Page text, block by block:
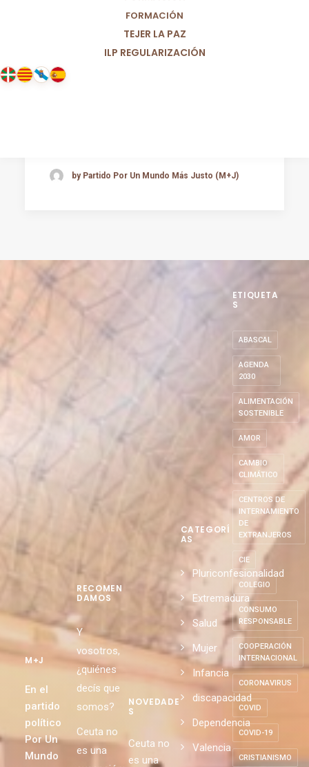
FORMACIÓN
TEJER LA PAZ
ILP REGULARIZACIÓN
by Partido Por Un Mundo Más Justo (M+J)
M+J
En el
partido
político
Por Un
Mundo
RECOMEN
DAMOS
Y
vosotros,
¿quiénes
decís que
somos?
Ceuta no
es una
NOVEDADE
S
Ceuta no
es una
CATEGORÍ
AS
Pluriconfesionalidad
Extremadura
Salud
Mujer
Infancia
discapacidad
Dependencia
Valencia
ETIQUETA
S
ABASCAL
AGENDA
2030
ALIMENTACIÓN
SOSTENIBLE
AMOR
CAMBIO
CLIMÁTICO
CENTROS DE
INTERNAMIENTO
DE
EXTRANJEROS
CIE
COLEGIO
CONSUMO
RESPONSABLE
COOPERACIÓN
INTERNACIONAL
CORONAVIRUS
COVID
COVID-19
CRISTIANISMO